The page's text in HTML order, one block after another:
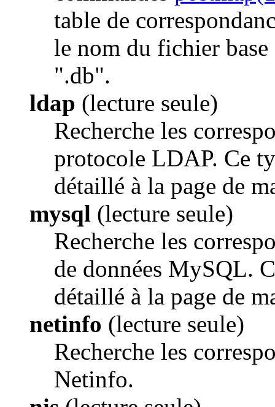
table de
le nom du fichier base
".db".
ldap (lecture seule)
Recherche les
protocole LDAP. Ce
détaillé à la page de
mysql (lecture seule)
Recherche les
de données MySQL.
détaillé à la page de
netinfo (lecture seule)
Recherche les
Netinfo.